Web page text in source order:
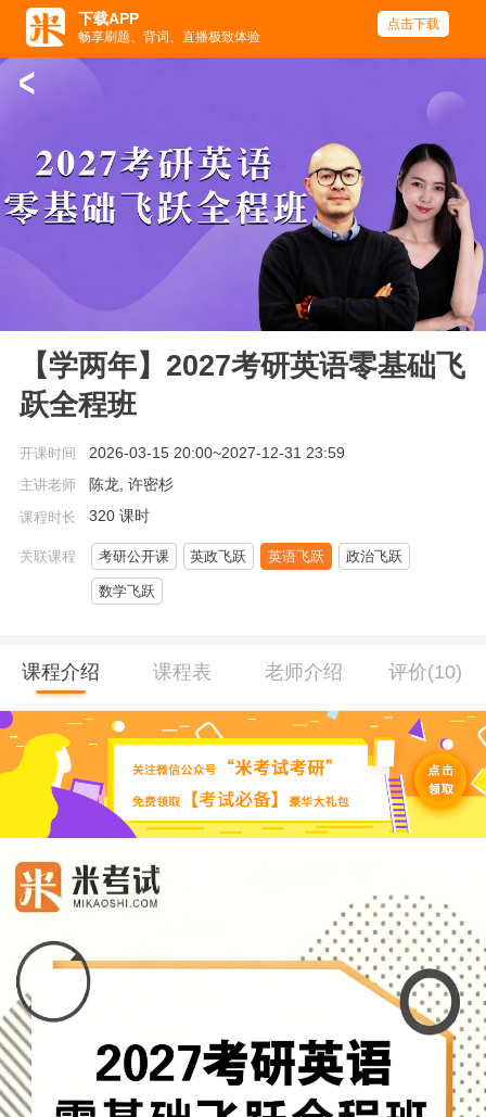
下载APP
畅享刷题、背词、直播极致体验
点击下载
<
【学两年】2027考研英语零基础飞
跃全程班
开课时间 2026-03-15 20:00~2027-12-31 23:59
主讲老师 陈龙, 许密杉
课程时长 320 课时
关联课程 考研公开课 英政飞跃 英语飞跃 政治飞跃
数学飞跃
课程介绍 课程表 老师介绍 评价(10)